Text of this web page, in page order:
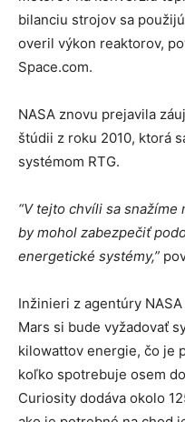
bilanciu strojov sa
overil výkon reaktorov,
Space.com.
NASA znovu prejavila
štúdii z roku 2010, ktorá
systémom RTG.
“V tejto chvíli sa
by mohol zabezpečiť
energetické systémy,”
Inžinieri z agentúry
Mars si bude vyžadovať
kilowattov energie, čo je
koľko spotrebuje osem
Curiosity dodáva okolo